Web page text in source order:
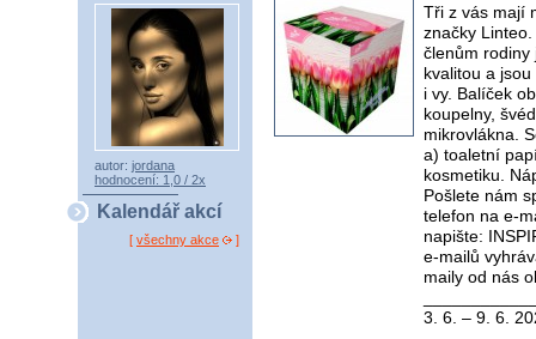
autor: jordana
hodnocení: 1,0 / 2x
Kalendář akcí
[ všechny akce ]
Tři z vás mají
značky
členům rodiny
kvalitou a
i vy. Balíček
koupelny,
mikrovlákna.
a) toaletní
kosmetiku.
Pošlete nám
telefon na e-
napište:
e-mailů
maily od nás
3. 6. – 9. 6.